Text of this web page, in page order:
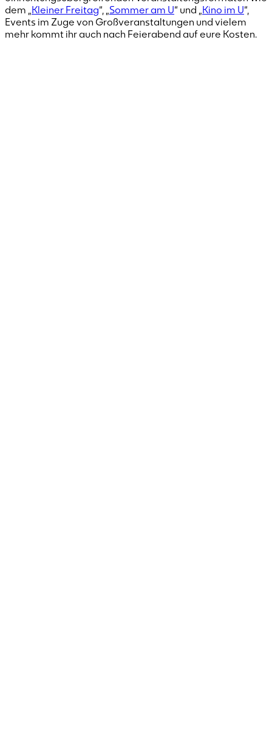
dem „Kleiner Freitag“, „Sommer am U“ und „Kino im U“,
Events im Zuge von Großveranstaltungen und vielem
mehr kommt ihr auch nach Feierabend auf eure Kosten.